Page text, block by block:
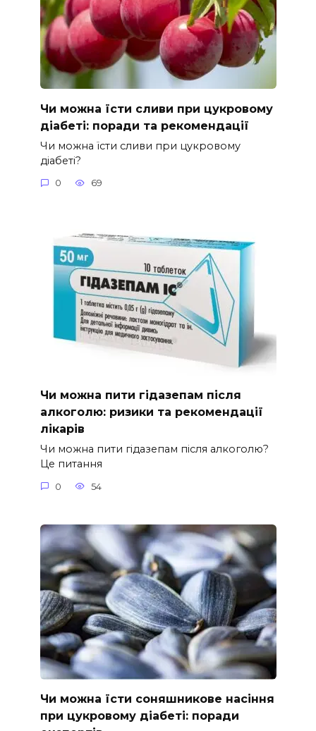
Чи можна їсти сливи при цукровому
діабеті: поради та рекомендації
Чи можна їсти сливи при цукровому
діабеті?
0 69
Чи можна пити гідазепам після
алкоголю: ризики та рекомендації
лікарів
Чи можна пити гідазепам після алкоголю?
Це питання
0 54
Чи можна їсти соняшникове насіння
при цукровому діабеті: поради